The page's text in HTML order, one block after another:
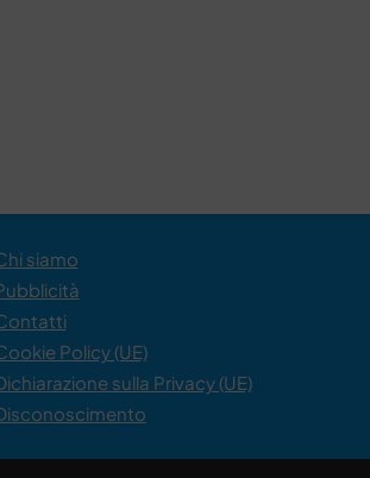
siamo
Policy (UE)
sulla Privacy (UE)